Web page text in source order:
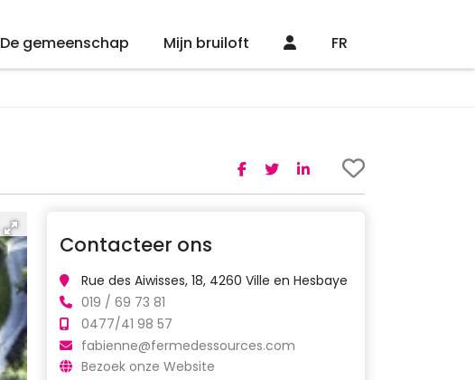
De gemeenschap Mijn bruiloft FR
Contacteer ons
Rue des Aiwisses, 18, 4260 Ville en Hesbaye
019 / 69 73 81
0477/41 98 57
fabienne@fermedessources.com
Bezoek onze Website